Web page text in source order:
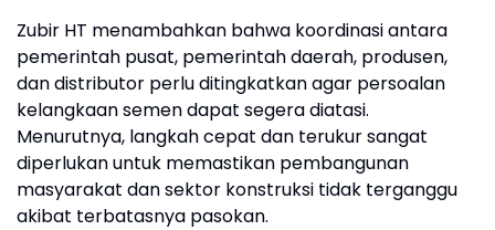
Zubir HT menambahkan bahwa koordinasi antara
pemerintah pusat, pemerintah daerah, produsen,
dan distributor perlu ditingkatkan agar persoalan
kelangkaan semen dapat segera diatasi.
Menurutnya, langkah cepat dan terukur sangat
diperlukan untuk memastikan pembangunan
masyarakat dan sektor konstruksi tidak terganggu
akibat terbatasnya pasokan.